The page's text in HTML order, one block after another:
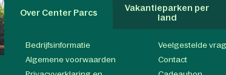
Over Center Parcs
Vakantieparken per
land
Bedrijfsinformatie
Algemene voorwaarden
Veelgestelde
Contact